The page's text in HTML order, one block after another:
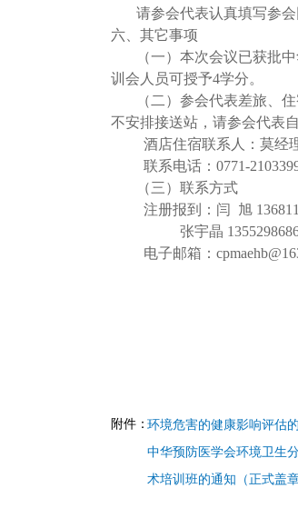
请参会代表认真填写参
六、其它事项
（一）本次会议已获批
训会人员可授予4学分。
（二）参会代表差旅、
不安排接送站，请参会代表
酒店住宿联系人：莫经
联系电话：0771-
（三）联系方式
注册报到：闫 旭
张宇晶 13552986867
电子邮箱：
附件：环境危害的健康影响评估
中华预防医学会环境卫生
术培训班的通知（正式盖